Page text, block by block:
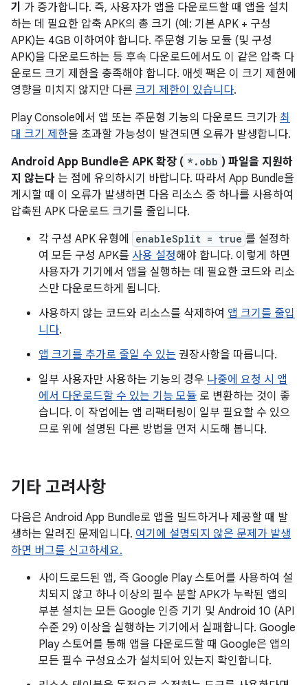
기 가 증가합니다. 즉, 사용자가 앱을 다운로드할 때 앱을 설치
하는 데 필요한 압축 APK의 총 크기 (예: 기본 APK + 구성
APK)는 4GB 이하여야 합니다. 주문형 기능 모듈 (및 구성
APK)을 다운로드하는 등 후속 다운로드에서도 이 같은 압축 다
운로드 크기 제한을 충족해야 합니다. 애셋 팩은 이 크기 제한에
영향을 미치지 않지만 다른 크기 제한이 있습니다.
Play Console에서 앱 또는 주문형 기능의 다운로드 크기가 최
대 크기 제한을 초과할 가능성이 발견되면 오류가 발생합니다.
Android App Bundle은 APK 확장 ( *.obb ) 파일을 지원하
지 않는다 는 점에 유의하시기 바랍니다. 따라서 App Bundle을
게시할 때 이 오류가 발생하면 다음 리소스 중 하나를 사용하여
압축된 APK 다운로드 크기를 줄입니다.
각 구성 APK 유형에
enableSplit = true 를 설정하
여 모든 구성 APK를 사용 설정해야 합니다. 이렇게 하면
사용자가 기기에서 앱을 실행하는 데 필요한 코드와 리소
스만 다운로드하게 됩니다.
사용하지 않는 코드와 리소스를 삭제하여 앱 크기를 줄입
니다.
앱 크기를 추가로 줄일 수 있는 권장사항을 따릅니다.
일부 사용자만 사용하는 기능의 경우 나중에 요청 시 앱
에서 다운로드할 수 있는 기능 모듈 로 변환하는 것이 좋
습니다. 이 작업에는 앱 리팩터링이 일부 필요할 수 있으
므로 위에 설명된 다른 방법을 먼저 시도해 봅니다.
기타 고려사항
다음은 Android App Bundle로 앱을 빌드하거나 제공할 때 발
생하는 알려진 문제입니다. 여기에 설명되지 않은 문제가 발생
하면 버그를 신고하세요.
사이드로드된 앱, 즉 Google Play 스토어를 사용하여 설
치되지 않고 하나 이상의 필수 분할 APK가 누락된 앱의
부분 설치는 모든 Google 인증 기기 및 Android 10 (API
수준 29) 이상을 실행하는 기기에서 실패합니다. Google
Play 스토어를 통해 앱을 다운로드할 때 Google은 앱의
모든 필수 구성요소가 설치되어 있는지 확인합니다.